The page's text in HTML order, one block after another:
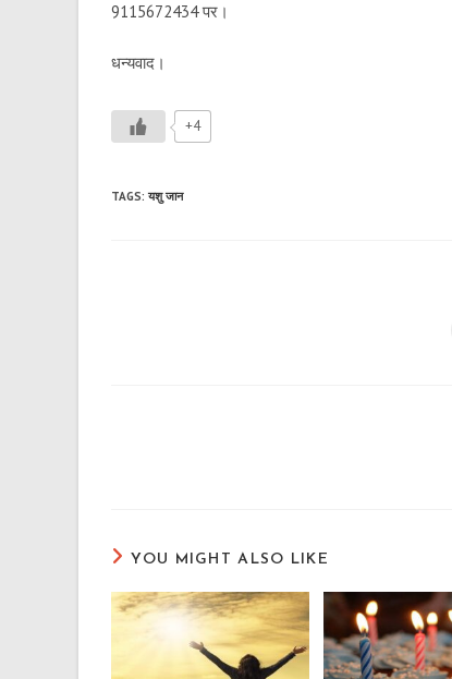
9115672434 पर।
धन्यवाद।
+4
TAGS: यशु जान
YOU MIGHT ALSO LIKE